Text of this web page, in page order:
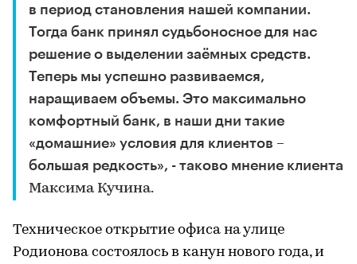
в период становления нашей компании.
Тогда банк принял судьбоносное для нас
решение о выделении заёмных средств.
Теперь мы успешно развиваемся,
наращиваем объемы. Это максимально
комфортный банк, в наши дни такие
«домашние» условия для клиентов –
большая редкость», - таково мнение клиента
Максима Кучина.
Техническое открытие офиса на улице
Родионова состоялось в канун нового года, и